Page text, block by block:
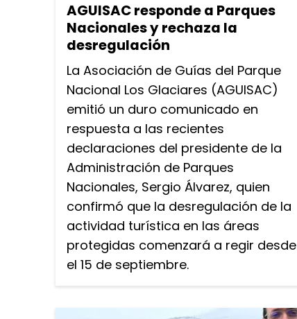
AGUISAC responde a Parques
Nacionales y rechaza la
desregulación
La Asociación de Guías del Parque
Nacional Los Glaciares (AGUISAC)
emitió un duro comunicado en
respuesta a las recientes
declaraciones del presidente de la
Administración de Parques
Nacionales, Sergio Álvarez, quien
confirmó que la desregulación de la
actividad turística en las áreas
protegidas comenzará a regir desde
el 15 de septiembre.